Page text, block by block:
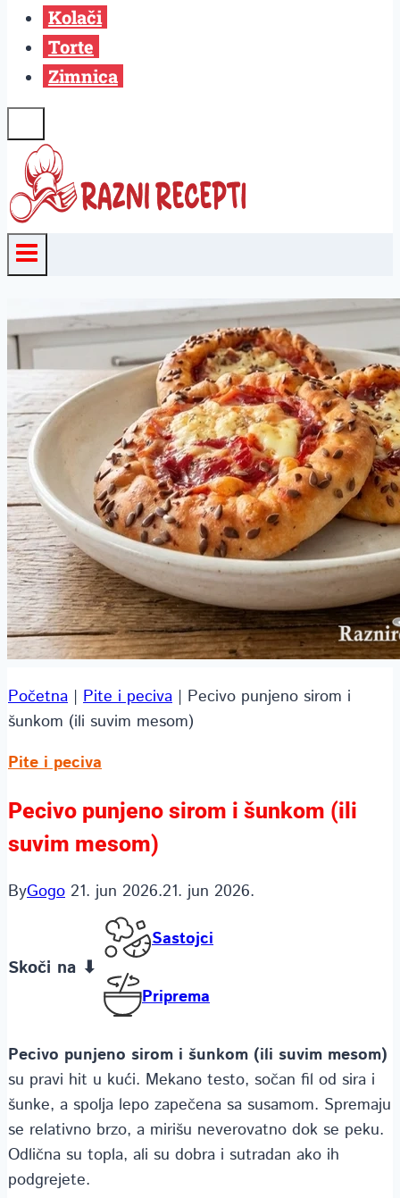
Kolači
Torte
Zimnica
Početna | Pite i peciva | Pecivo punjeno sirom i
šunkom (ili suvim mesom)
Pite i peciva
Pecivo punjeno sirom i šunkom (ili
suvim mesom)
ByGogo 21. jun 2026.21. jun 2026.
Skoči na ⬇
Sastojci
Priprema
Pecivo punjeno sirom i šunkom (ili suvim mesom)
su pravi hit u kući. Mekano testo, sočan fil od sira i
šunke, a spolja lepo zapečena sa susamom. Spremaju
se relativno brzo, a mirišu neverovatno dok se peku.
Odlična su topla, ali su dobra i sutradan ako ih
podgrejete.